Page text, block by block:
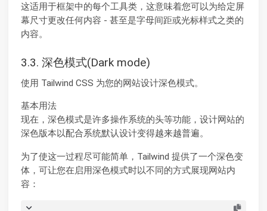
这适用于框架中的每个工具类，这意味着您可以为给定屏
幕尺寸更改任何内容 - 甚至是字母间距或光标样式之类的
内容。
3.3. 深色模式(Dark mode)
使用 Tailwind CSS 为您的网站设计深色模式。
基本用法
现在，深色模式是许多操作系统的头等功能，设计网站的
深色版本以配合系统默认设计变得越来越普遍。
为了使这一过程尽可能简单，Tailwind 提供了一个深色变
体，可让您在启用深色模式时以不同的方式展现网站内
容：